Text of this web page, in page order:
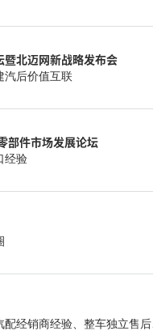
北迈网新战略发布会
汽后价值互联
部件市场发展论坛
经验
经销商经验、整车独立售